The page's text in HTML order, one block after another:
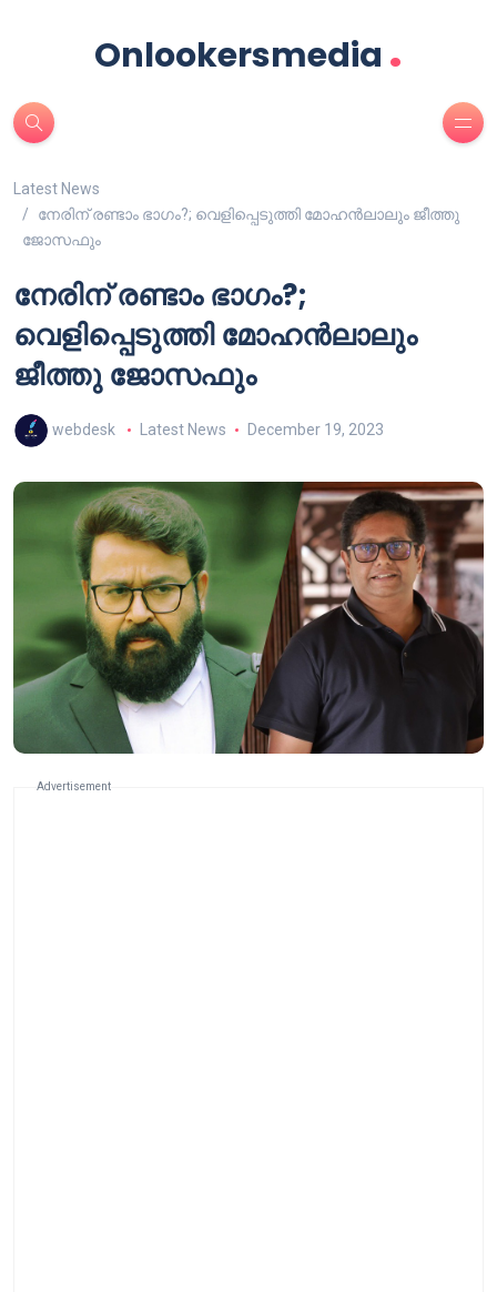
Onlookersmedia .
Latest News
നേരിന് രണ്ടാം ഭാഗം?; വെളിപ്പെടുത്തി മോഹൻലാലും ജീത്തു
ജോസഫും
നേരിന് രണ്ടാം ഭാഗം?;
വെളിപ്പെടുത്തി മോഹൻലാലും
ജീത്തു ജോസഫും
webdesk Latest News December 19, 2023
Advertisement